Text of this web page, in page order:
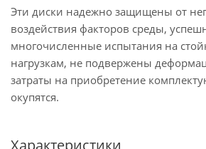
Эти диски надежно защищены от
воздействия факторов среды,
многочисленные испытания на
нагрузкам, не подвержены
затраты на приобретение
окупятся.
Характеристики